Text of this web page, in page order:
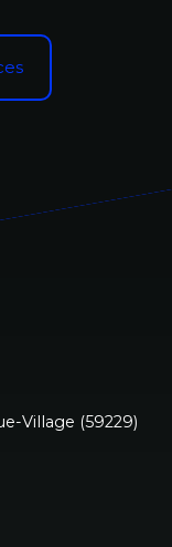
Village (59229)